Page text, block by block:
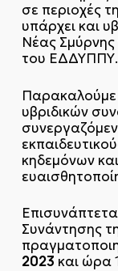
σε περιοχές
υπάρχει και
Νέας Σμύρνης
του ΕΔΔΥΠΠΥ.
Παρακαλούμε
υβριδικών
κηδεμόνων
Συνάντησης
2023 και ώρα